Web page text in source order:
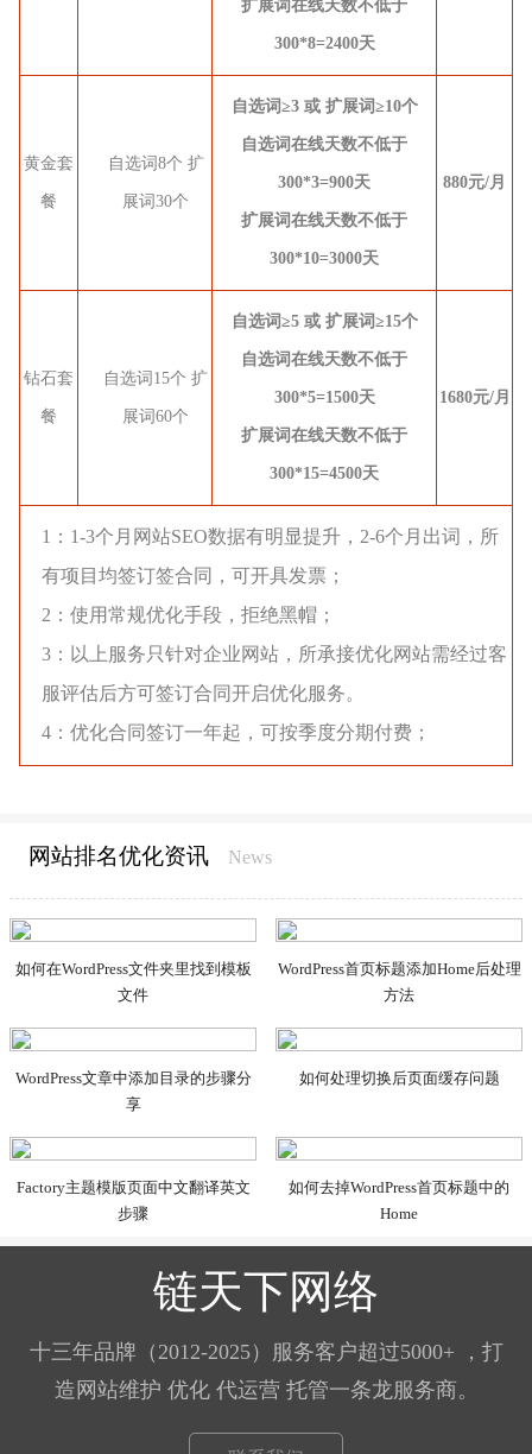
扩展词在线天数不低于
300*8=2400天
黄金套
餐
自选词8个 扩
展词30个
自选词≥3 或 扩展词≥10个
自选词在线天数不低于
300*3=900天
扩展词在线天数不低于
300*10=3000天
880元/月
钻石套
餐
自选词15个 扩
展词60个
自选词≥5 或 扩展词≥15个
自选词在线天数不低于
300*5=1500天
扩展词在线天数不低于
300*15=4500天
1680元/月
1：1-3个月网站SEO数据有明显提升，2-6个月出词，所
有项目均签订签合同，可开具发票；
2：使用常规优化手段，拒绝黑帽；
3：以上服务只针对企业网站，所承接优化网站需经过客
服评估后方可签订合同开启优化服务。
4：优化合同签订一年起，可按季度分期付费；
网站排名优化资讯 News
如何在WordPress文件夹里找到模板
文件
WordPress首页标题添加Home后处理
方法
WordPress文章中添加目录的步骤分
享
如何处理切换后页面缓存问题
Factory主题模版页面中文翻译英文
步骤
如何去掉WordPress首页标题中的
Home
链天下网络
十三年品牌（2012-2025）服务客户超过5000+ ，打
造网站维护 优化 代运营 托管一条龙服务商。